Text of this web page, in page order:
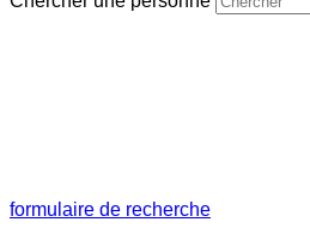
formulaire de recherche